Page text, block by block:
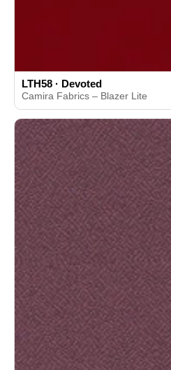
LTH58 · Devoted
Camira Fabrics – Blazer Lite